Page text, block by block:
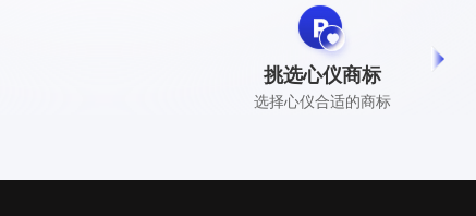
挑选心仪商标
选择心仪合适的商标